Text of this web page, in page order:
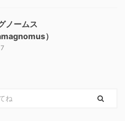
ノームス
）